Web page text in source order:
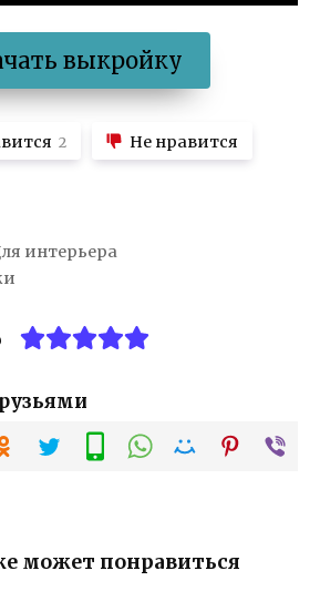
выкройку
2 Не нравится
интерьера
может понравиться